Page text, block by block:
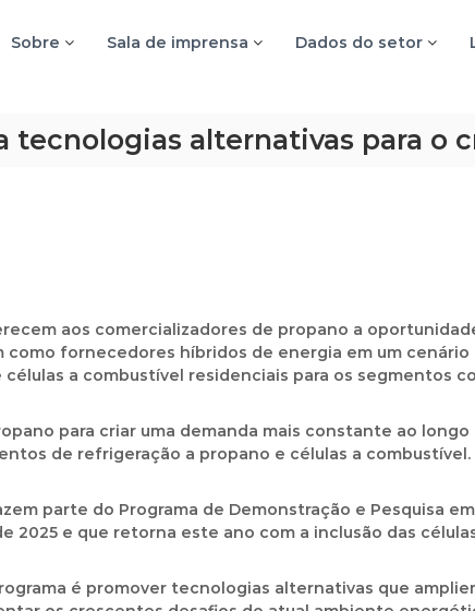
Sobre Sala de imprensa Dados do setor
tecnologias alternativas para o
aos comercializadores de propano a
como fornecedores híbridos de energia em um
células a combustível residenciais para os segmentos
para criar uma demanda mais constante ao
de refrigeração a propano e células a combustível.
parte do Programa de Demonstração e Pesquisa
2025 e que retorna este ano com a inclusão das
é promover tecnologias alternativas que